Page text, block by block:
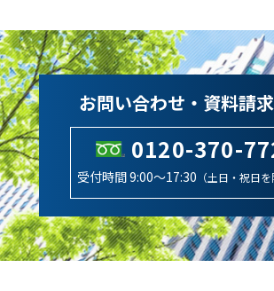
お問い合わせ・資料請求
0120-370-
受付時間 9:00～17:30 （土日・祝日を